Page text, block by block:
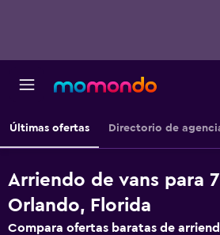
Últimas ofertas Directorio de
Arriendo de vans para
Orlando, Florida
Compara ofertas baratas de